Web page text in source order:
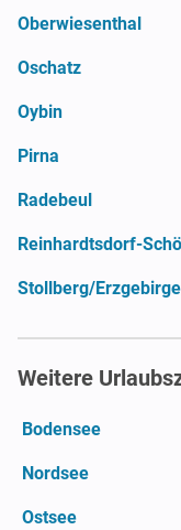
Oberwiesenthal
Oschatz
Oybin
Pirna
Radebeul
Reinhardtsdorf-
Stollberg/Erzgebirge
Weitere
Bodensee
Nordsee
Ostsee